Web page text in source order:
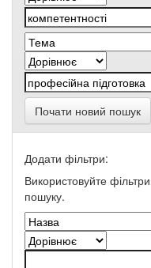
Почати новий пошук
Додати фільтри:
Використовуйте
пошуку.